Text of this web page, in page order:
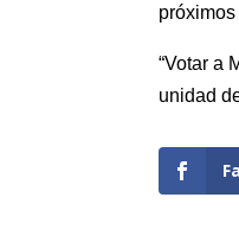
“Votar a
unidad